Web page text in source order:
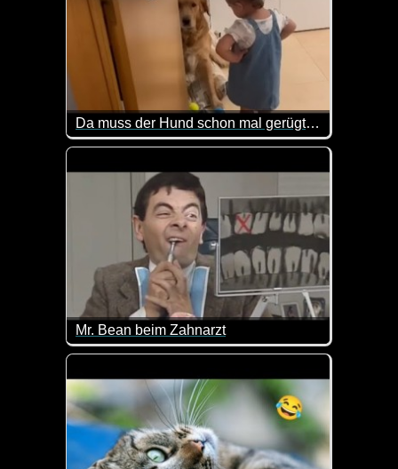
Da muss der Hund schon mal gerügt werden
Die Kleine ist doch klasse wie sie ihre Hände in
Mr. Bean beim Zahnarzt
Das ganze Verhalten beim Zahnarzt ist mal